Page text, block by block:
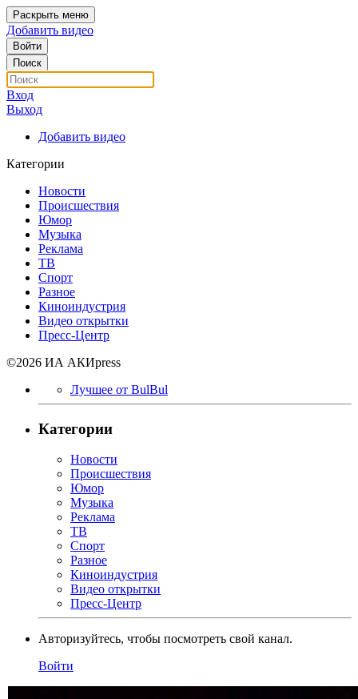
Раскрыть меню
Добавить видео
Войти
Поиск
Вход
Выход
Добавить видео
Категории
Новости
Происшествия
Юмор
Музыка
Реклама
ТВ
Спорт
Разное
Киноиндустрия
Видео открытки
Пресс-Центр
©2026 ИА АКИpress
Лучшее от BulBul
Категории
Новости
Происшествия
Юмор
Музыка
Реклама
ТВ
Спорт
Разное
Киноиндустрия
Видео открытки
Пресс-Центр
Авторизуйтесь, чтобы посмотреть свой канал.
Войти